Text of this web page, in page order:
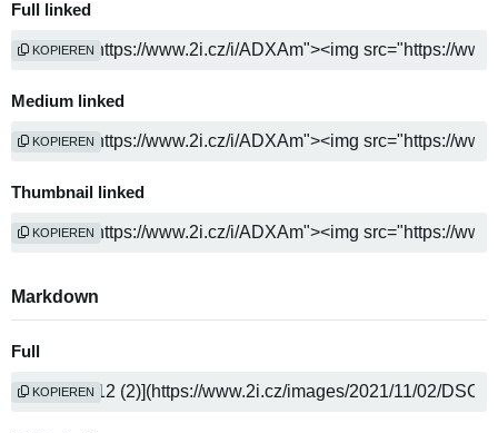
Full linked
KOPIEREN
Medium linked
KOPIEREN
Thumbnail linked
KOPIEREN
Markdown
Full
KOPIEREN